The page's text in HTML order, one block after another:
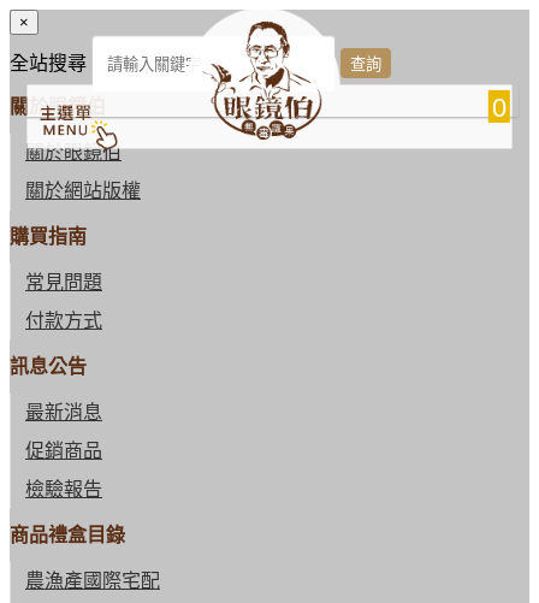
0
×
全站搜尋
關於眼鏡伯
關於眼鏡伯
關於網站版權
購買指南
常見問題
付款方式
訊息公告
最新消息
促銷商品
檢驗報告
商品禮盒目錄
農漁產國際宅配